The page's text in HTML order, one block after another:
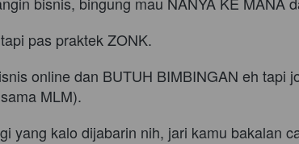
pas praktek ZONK.
online dan BUTUH BIMBINGAN eh
MLM).
yang kalo dijabarin nih, jari kamu bakalan